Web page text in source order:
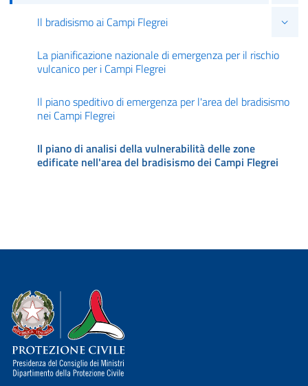
Il bradisismo ai Campi Flegrei
La pianificazione nazionale di emergenza per il rischio
vulcanico per i Campi Flegrei
Il piano speditivo di emergenza per l'area del bradisismo
nei Campi Flegrei
Il piano di analisi della vulnerabilità delle zone
edificate nell'area del bradisismo dei Campi Flegrei
Dipartimento della Protezione Civile